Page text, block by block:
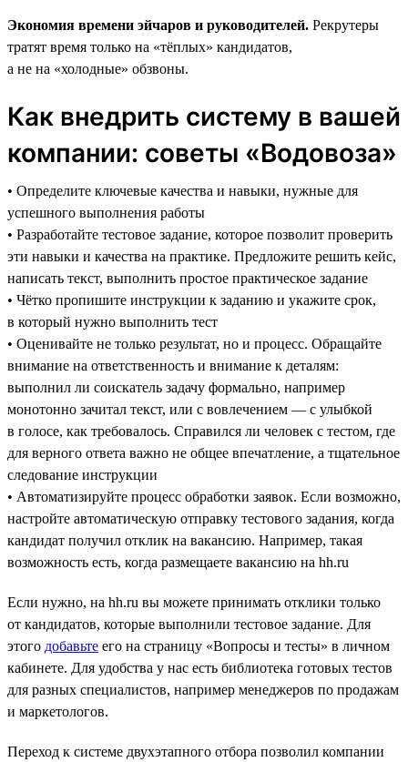
Экономия времени эйчаров и руководителей. Рекрутеры
тратят время только на «тёплых» кандидатов,
а не на «холодные» обзвоны.
Как внедрить систему в вашей
компании: советы «Водовоза»
• Определите ключевые качества и навыки, нужные для
успешного выполнения работы
• Разработайте тестовое задание, которое позволит проверить
эти навыки и качества на практике. Предложите решить кейс,
написать текст, выполнить простое практическое задание
• Чётко пропишите инструкции к заданию и укажите срок,
в который нужно выполнить тест
• Оценивайте не только результат, но и процесс. Обращайте
внимание на ответственность и внимание к деталям:
выполнил ли соискатель задачу формально, например
монотонно зачитал текст, или с вовлечением — с улыбкой
в голосе, как требовалось. Справился ли человек с тестом, где
для верного ответа важно не общее впечатление, а тщательное
следование инструкции
• Автоматизируйте процесс обработки заявок. Если возможно,
настройте автоматическую отправку тестового задания, когда
кандидат получил отклик на вакансию. Например, такая
возможность есть, когда размещаете вакансию на hh.ru
Если нужно, на hh.ru вы можете принимать отклики только
от кандидатов, которые выполнили тестовое задание. Для
этого добавьте его на страницу «Вопросы и тесты» в личном
кабинете. Для удобства у нас есть библиотека готовых тестов
для разных специалистов, например менеджеров по продажам
и маркетологов.
Переход к системе двухэтапного отбора позволил компании